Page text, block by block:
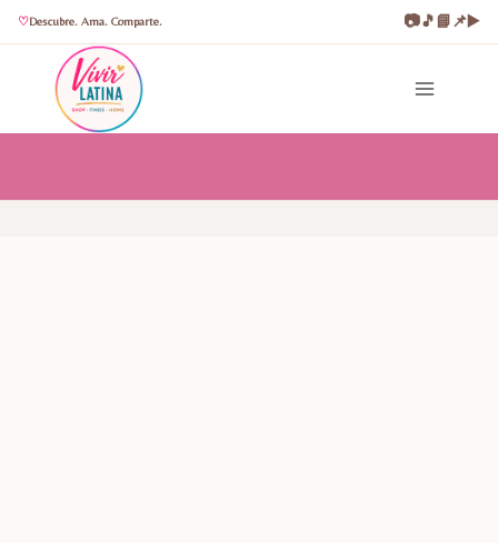
Descubre. Ama. Comparte. 📷🎵📘📌▶️
contenido